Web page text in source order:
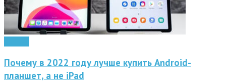
Почему в 2022 году лучше купить Android-
планшет, а не iPad